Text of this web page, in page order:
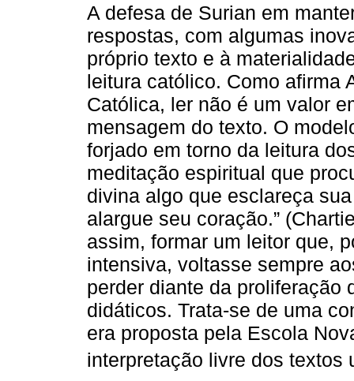
A defesa de Surian em
respostas, com algumas
próprio texto e à
leitura católico. Como afirma
Católica, ler não é um valor
mensagem do texto. O
forjado em torno da leitura
meditação espiritual que
divina algo que esclareça
alargue seu coração.”
assim, formar um leitor que,
intensiva, voltasse sempre
perder diante da proliferação
didáticos. Trata-se de uma
era proposta pela Escola
interpretação livre dos textos